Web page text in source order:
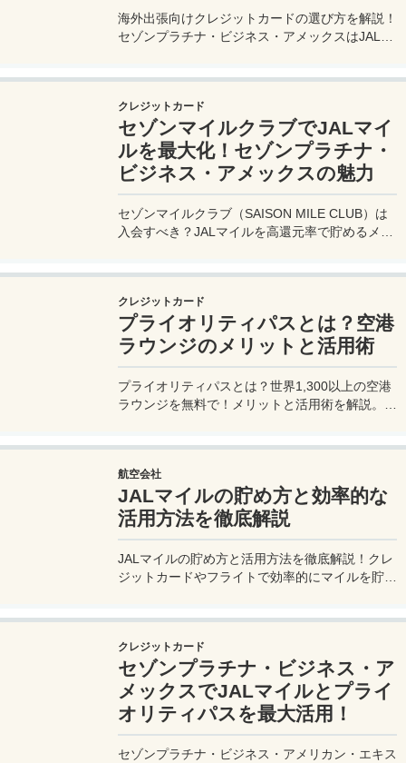
海外出張向けクレジットカードの選び方を解説！
セゾンプラチナ・ビジネス・アメックスはJALマ
クレジットカード
セゾンマイルクラブでJALマイ
ルを最大化！セゾンプラチナ・
ビジネス・アメックスの魅力
セゾンマイルクラブ（SAISON MILE CLUB）は
入会すべき？JALマイルを高還元率で貯めるメリ
クレジットカード
プライオリティパスとは？空港
ラウンジのメリットと活用術
プライオリティパスとは？世界1,300以上の空港
ラウンジを無料で！メリットと活用術を解説。セ
航空会社
JALマイルの貯め方と効率的な
活用方法を徹底解説
JALマイルの貯め方と活用方法を徹底解説！クレ
ジットカードやフライトで効率的にマイルを貯
クレジットカード
セゾンプラチナ・ビジネス・ア
メックスでJALマイルとプライ
オリティパスを最大活用！
セゾンプラチナ・ビジネス・アメリカン・エキス